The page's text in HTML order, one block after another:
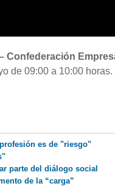
Confederación
de 09:00 a 10:00 horas.
es de "riesgo"
parte del diálogo social
de la “carga”